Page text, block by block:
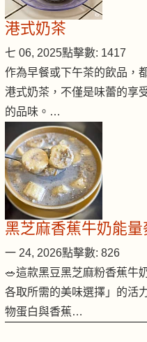
港式奶茶
七 06, 2025點擊數: 1417
作為早餐或下午茶的飲品，
港式奶茶，不僅是味蕾的享
的品味。…
黑芝麻香蕉牛奶能
一 24, 2026點擊數: 826
🥗這款黑豆黑芝麻粉香蕉牛
各取所需的美味選擇」的活
物蛋白與香蕉…